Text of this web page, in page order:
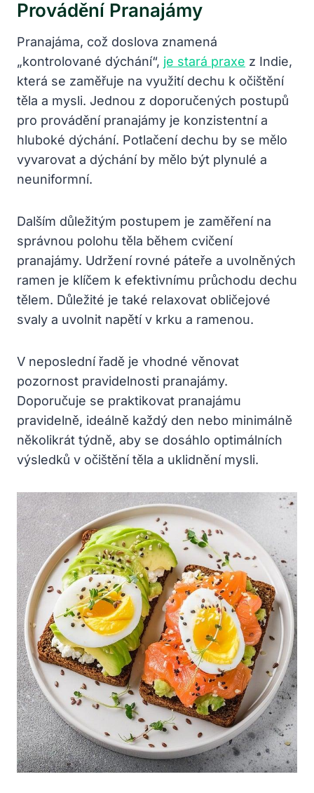
Provádění Pranajámy
Pranajáma, což doslova znamená
„kontrolované dýchání“, je stará praxe z Indie,
která se zaměřuje na využití dechu k očištění
těla a mysli. Jednou z doporučených postupů
pro provádění pranajámy je konzistentní a
hluboké dýchání. Potlačení dechu by se mělo
vyvarovat a dýchání by mělo být plynulé a
neuniformní.
Dalším důležitým postupem je zaměření na
správnou polohu těla během cvičení
pranajámy. Udržení rovné páteře a uvolněných
ramen je klíčem k efektivnímu průchodu dechu
tělem. Důležité je také relaxovat obličejové
svaly a uvolnit napětí v krku a ramenou.
V neposlední řadě je vhodné věnovat
pozornost pravidelnosti pranajámy.
Doporučuje se praktikovat pranajámu
pravidelně, ideálně každý den nebo minimálně
několikrát týdně, aby se dosáhlo optimálních
výsledků v očištění těla a uklidnění mysli.